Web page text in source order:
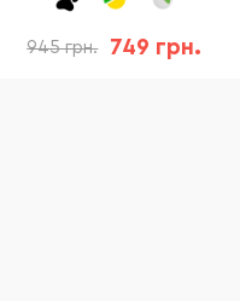
945 грн. 749 грн.